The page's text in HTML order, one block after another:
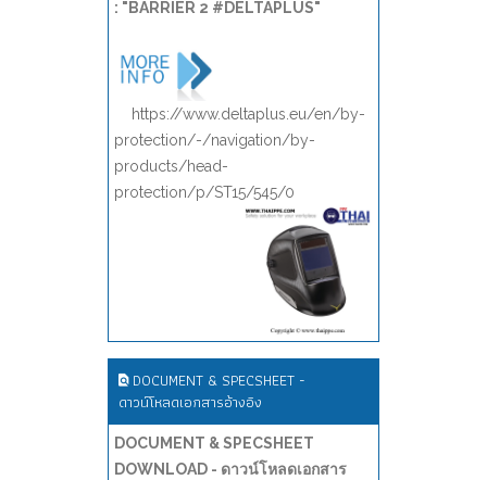
: "BARRIER 2 #DELTAPLUS"
https://www.deltaplus.eu/en/by-
protection/-/navigation/by-
products/head-
protection/p/ST15/545/0
DOCUMENT & SPECSHEET -
ดาวน์โหลดเอกสารอ้างอิง
DOCUMENT & SPECSHEET
DOWNLOAD - ดาวน์โหลดเอกสาร